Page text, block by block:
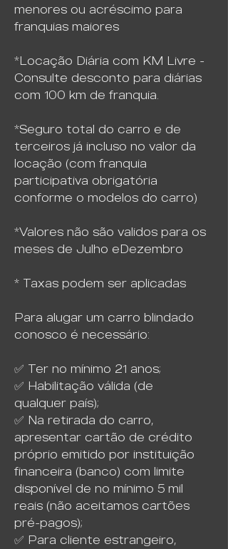
menores ou acréscimo para
franquias maiores
*Locação Diária com KM Livre -
Consulte desconto para diárias
com 100 km de franquia.
*Seguro total do carro e de
terceiros já incluso no valor da
locação (com franquia
participativa obrigatória
conforme o modelos do carro)
*Valores não são validos para os
meses de Julho eDezembro
* Taxas podem ser aplicadas
Para alugar um carro blindado
conosco é necessário:
✅ Ter no mínimo 21 anos;
✅ Habilitação válida (de
qualquer país);
✅ Na retirada do carro,
apresentar cartão de crédito
próprio emitido por instituição
financeira (banco) com limite
disponível de no mínimo 5 mil
reais (não aceitamos cartões
pré-pagos);
✅ Para cliente estrangeiro,